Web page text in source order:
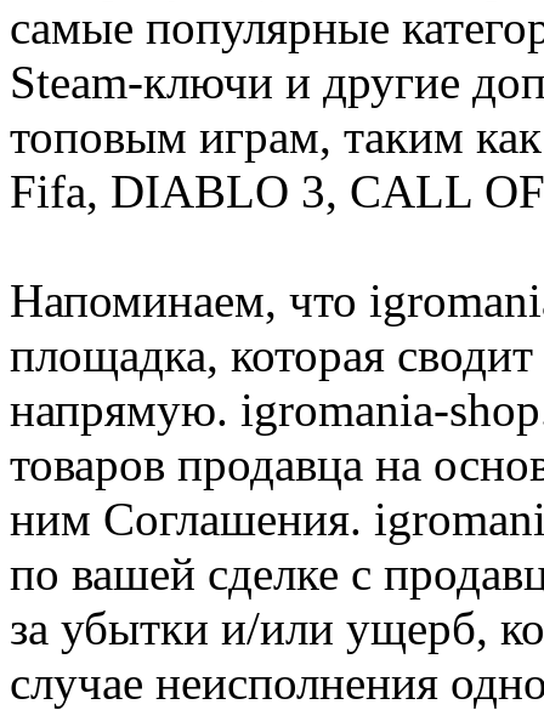
самые популярные
Steam-ключи и другие
топовым играм, таким
Fifa, DIABLO 3, CALL
Напоминаем, что
площадка, которая
напрямую. igromania-
товаров продавца на
ним Соглашения.
по вашей сделке с
за убытки и/или ущерб,
случае неисполнения